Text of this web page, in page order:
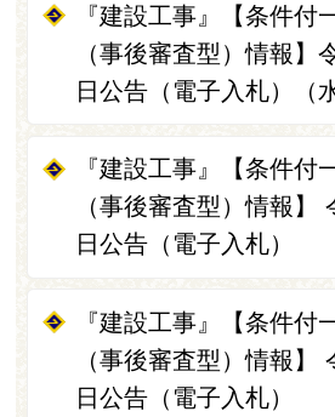
『建設工事』【条件付
（事後審査型）情報】
日公告（電子入札）（
『建設工事』【条件付
（事後審査型）情報】
日公告（電子入札）
『建設工事』【条件付
（事後審査型）情報】
日公告（電子入札）